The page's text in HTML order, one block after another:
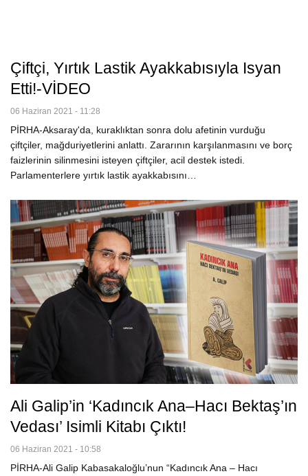
Çiftçi, Yırtık Lastik Ayakkabısıyla Isyan
Etti!-VİDEO
06 Haziran 2021 - 11:28
PİRHA-Aksaray'da, kuraklıktan sonra dolu afetinin vurduğu
çiftçiler, mağduriyetlerini anlattı. Zararının karşılanmasını ve borç
faizlerinin silinmesini isteyen çiftçiler, acil destek istedi.
Parlamenterlere yırtık lastik ayakkabısını…
Ali Galip’in ‘Kadıncık Ana–Hacı Bektaş’ın
Vedası’ Isimli Kitabı Çıktı!
06 Haziran 2021 - 10:58
PİRHA-Ali Galip Kabasakaloğlu’nun “Kadıncık Ana – Hacı